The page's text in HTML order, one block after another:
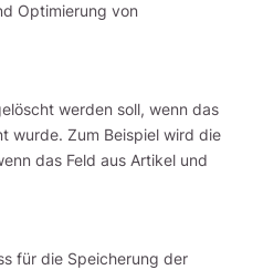
Optimierung von
werden soll, wenn das
wurde. Zum Beispiel wird die
das Feld aus Artikel und
für die Speicherung der